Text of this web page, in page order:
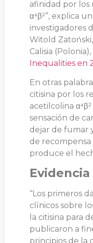
afinidad por
α⁴β²”, explica
investigadores
Witold
Calisia
Inequalities en
En otras
citisina por los
acetilcolina
sensación de
dejar de fumar
de
produce el
“Los primeros
clínicos sobre
la citisina para
publicaron a
principios de la